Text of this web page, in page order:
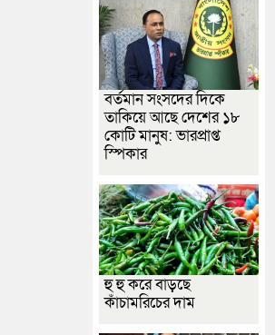
বর্তমান সংসদের দিকে
তাকিয়ে আছে দেশের ১৮
কোটি মানুষ: ভারপ্রাপ্ত
স্পিকার
হু হু করে বাড়ছে
কাঁচামরিচের দাম